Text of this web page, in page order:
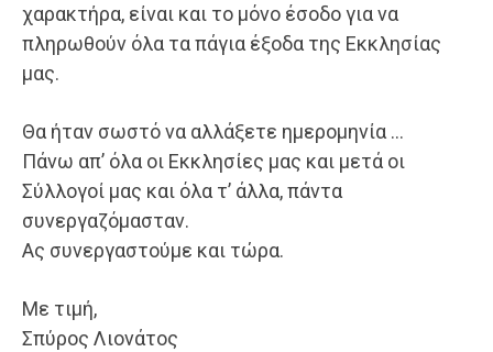
χαρακτήρα, είναι και το μόνο έσοδο για να
πληρωθούν όλα τα πάγια έξοδα της Εκκλησίας
μας.
Θα ήταν σωστό να αλλάξετε ημερομηνία …
Πάνω απ’ όλα οι Εκκλησίες μας και μετά οι
Σύλλογοί μας και όλα τ’ άλλα, πάντα
συνεργαζόμασταν.
Ας συνεργαστούμε και τώρα.
Με τιμή,
Σπύρος Λιονάτος